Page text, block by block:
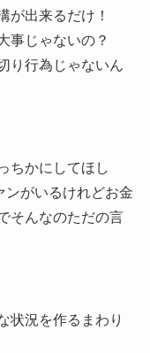
が出来るだけ！
事じゃないの？
り行為じゃないん
ちかにしてほし
ンがいるけれどお金
そんなのただの言
状況を作るまわり